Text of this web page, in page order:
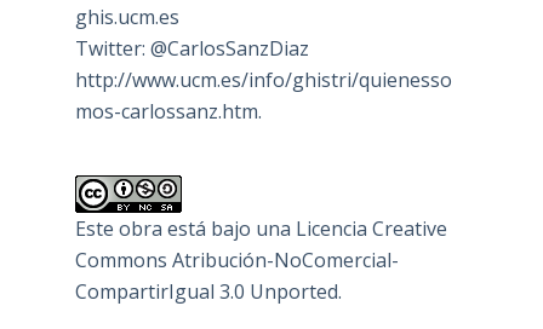
ghis.ucm.es
Twitter: @CarlosSanzDiaz
http://www.ucm.es/info/ghistri/quienesso
mos-carlossanz.htm.
Este obra está bajo una Licencia Creative
Commons Atribución-NoComercial-
CompartirIgual 3.0 Unported.